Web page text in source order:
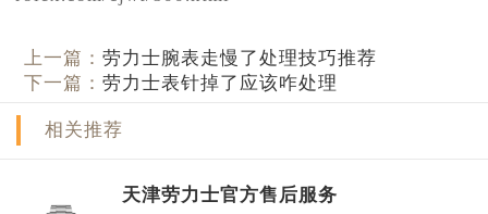
上一篇：劳力士腕表走慢了处理技巧推荐
下一篇：劳力士表针掉了应该咋处理
相关推荐
天津劳力士官方售后服务